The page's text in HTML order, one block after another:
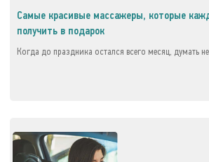
Самые красивые массажеры, которые
получить в подарок
Когда до праздника остался всего месяц, думать